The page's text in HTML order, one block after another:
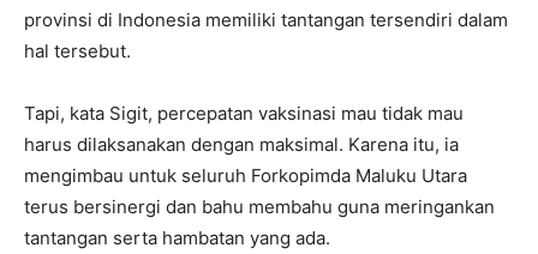
provinsi di Indonesia memiliki tantangan tersendiri dalam
hal tersebut.
Tapi, kata Sigit, percepatan vaksinasi mau tidak mau
harus dilaksanakan dengan maksimal. Karena itu, ia
mengimbau untuk seluruh Forkopimda Maluku Utara
terus bersinergi dan bahu membahu guna meringankan
tantangan serta hambatan yang ada.